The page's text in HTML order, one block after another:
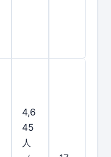
4,6
45
人